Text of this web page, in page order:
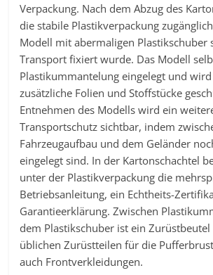
Verpackung. Nach dem Abzug des
die stabile Plastikverpackung
Modell mit abermaligen Plastikschuber
Transport fixiert wurde. Das Modell
Plastikummantelung eingelegt und
zusätzliche Folien und Stoffstücke
Entnehmen des Modells wird ein
Transportschutz sichtbar, indem
Fahrzeugaufbau und dem Geländer
eingelegt sind. In der Kartonschachtel
unter der Plastikverpackung die
Betriebsanleitung, ein Echtheits-
Garantieerklärung. Zwischen
dem Plastikschuber ist ein
üblichen Zurüstteilen für die
auch Frontverkleidungen.